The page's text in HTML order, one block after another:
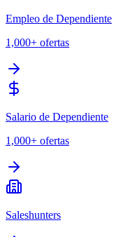
Empleo de Dependiente
1,000+ ofertas
Salario de Dependiente
1,000+ ofertas
Saleshunters